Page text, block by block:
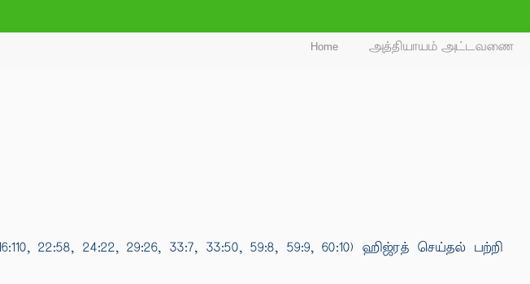
Home அத்தியாயம் அட்டவணை
22:58, 24:22, 29:26, 33:7, 33:50, 59:8, 59:9, 60:10) ஹிஜ்ரத் செய்தல் பற்றி